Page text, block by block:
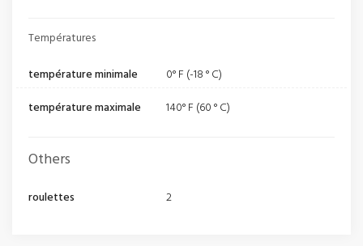
Températures
température minimale
0° F (-18 ° C)
température maximale
140° F (60 ° C)
Others
roulettes 2